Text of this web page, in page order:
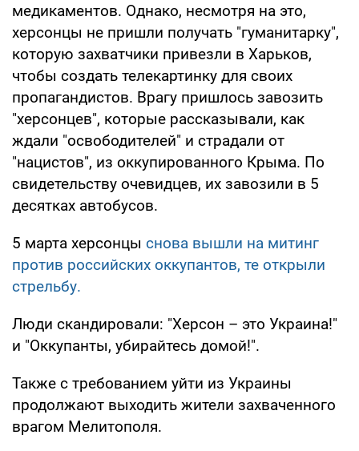
медикаментов. Однако, несмотря на это,
херсонцы не пришли получать "гуманитарку",
которую захватчики привезли в Харьков,
чтобы создать телекартинку для своих
пропагандистов. Врагу пришлось завозить
"херсонцев", которые рассказывали, как
ждали "освободителей" и страдали от
"нацистов", из оккупированного Крыма. По
свидетельству очевидцев, их завозили в 5
десятках автобусов.
5 марта херсонцы снова вышли на митинг
против российских оккупантов, те открыли
стрельбу.
Люди скандировали: "Херсон – это Украина!"
и "Оккупанты, убирайтесь домой!".
Также с требованием уйти из Украины
продолжают выходить жители захваченного
врагом Мелитополя.